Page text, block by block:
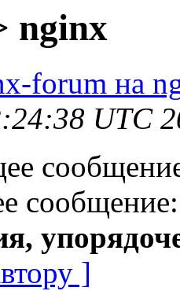
nginx
forum на
UTC
]